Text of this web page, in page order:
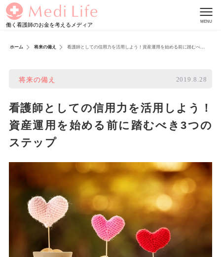
働く看護師のお金を考えるメディア
ホーム 将来の備え 看護師としての信用力を活用しよう！資産運用を始める前に踏むべき3
2019.8.28
将来の備え
看護師としての信用力を活用しよう！
資産運用を始める前に踏むべき3つの
ステップ